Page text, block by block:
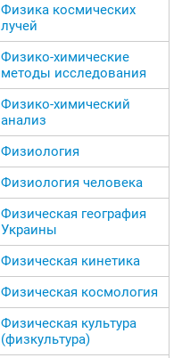
Физика космических
лучей
Физико-химические
методы исследования
Физико-химический
анализ
Физиология
Физиология человека
Физическая география
Украины
Физическая кинетика
Физическая космология
Физическая культура
(физкультура)